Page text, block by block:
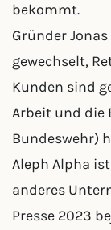
bekommt.
Gründer
gewechselt,
Kunden sind
Arbeit und die
Bundeswehr)
Aleph Alpha
anderes
Presse 2023